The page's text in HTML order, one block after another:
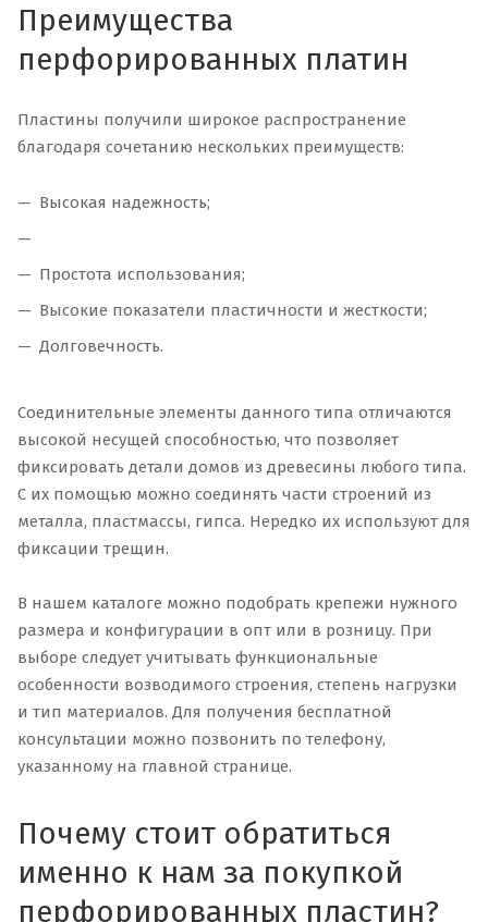
Преимущества
перфорированных платин
Пластины получили широкое распространение
благодаря сочетанию нескольких преимуществ:
Высокая надежность;
Простота использования;
Высокие показатели пластичности и жесткости;
Долговечность.
Соединительные элементы данного типа отличаются
высокой несущей способностью, что позволяет
фиксировать детали домов из древесины любого типа.
С их помощью можно соединять части строений из
металла, пластмассы, гипса. Нередко их используют для
фиксации трещин.
В нашем каталоге можно подобрать крепежи нужного
размера и конфигурации в опт или в розницу. При
выборе следует учитывать функциональные
особенности возводимого строения, степень нагрузки
и тип материалов. Для получения бесплатной
консультации можно позвонить по телефону,
указанному на главной странице.
Почему стоит обратиться
именно к нам за покупкой
перфорированных пластин?